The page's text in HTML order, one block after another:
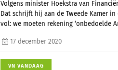
Volgens minister Hoekstra van
Dat schrijft hij aan de Tweede Kamer
vol: we moeten rekening ‘onbedoelde
17 december 2020
VN VANDAAG